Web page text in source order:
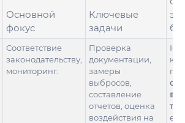
Основной
фокус
Ключевые
задачи
Соответствие
законодательству,
мониторинг.
Проверка
документации,
замеры
выбросов,
составление
отчетов, оценка
воздействия на
Не
ее